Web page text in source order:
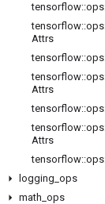
tensorflow::ops
tensorflow::ops
Attrs
tensorflow::ops
tensorflow::ops
Attrs
tensorflow::ops
tensorflow::ops
Attrs
tensorflow::ops
logging ops
math ops